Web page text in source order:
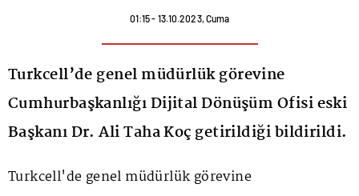
01:15 - 13.10.2023, Cuma
Turkcell’de genel müdürlük görevine
Cumhurbaşkanlığı Dijital Dönüşüm Ofisi eski
Başkanı Dr. Ali Taha Koç getirildiği bildirildi.
Turkcell'de genel müdürlük görevine